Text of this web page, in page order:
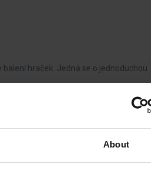
About
hraček. Jedná se o jednoduchou